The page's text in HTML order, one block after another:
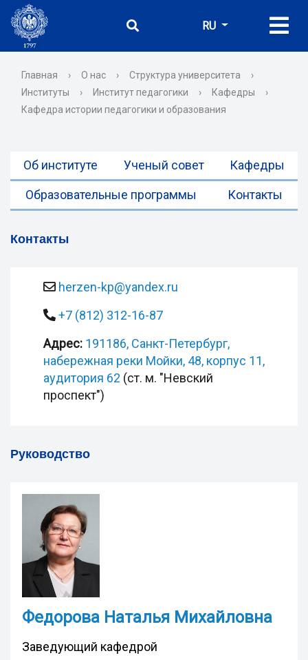
RU
Главная › О нас › Структура университета
›
Институты
› Институт педагогики › Кафедры
›
Кафедра истории педагогики и образования
Об институте Ученый совет Кафедры
Образовательные программы Контакты
Контакты
herzen-kp@yandex.ru
+7 (812) 312-16-87
Адрес: 191186, Санкт-Петербург,
набережная реки Мойки, 48, корпус 11,
аудитория 62 (ст. м. "Невский
проспект")
Руководство
Федорова Наталья Михайловна
Заведующий кафедрой